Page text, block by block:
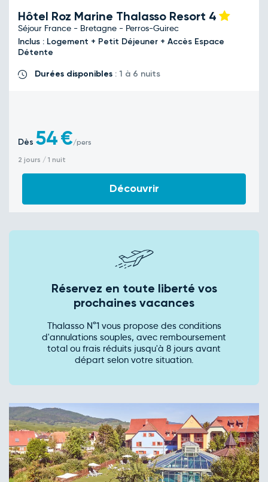
Hôtel Roz Marine Thalasso Resort 4
Séjour France - Bretagne - Perros-Guirec
Inclus : Logement + Petit Déjeuner + Accès Espace
Détente
Durées disponibles : 1 à 6 nuits
Dès 54€/pers
2 jours / 1 nuit
Découvrir
Réservez en toute liberté vos
prochaines vacances
Thalasso N°1 vous propose des conditions
d'annulations souples, avec remboursement
total ou frais réduits jusqu'à 8 jours avant
départ selon votre situation.